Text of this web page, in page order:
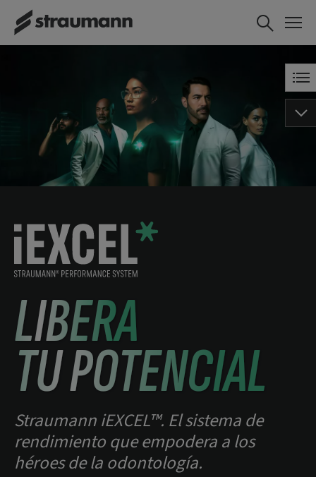
LIBERA
TU POTENCIAL
Straumann iEXCEL™. El sistema de
rendimiento que empodera a los
héroes de la odontología.